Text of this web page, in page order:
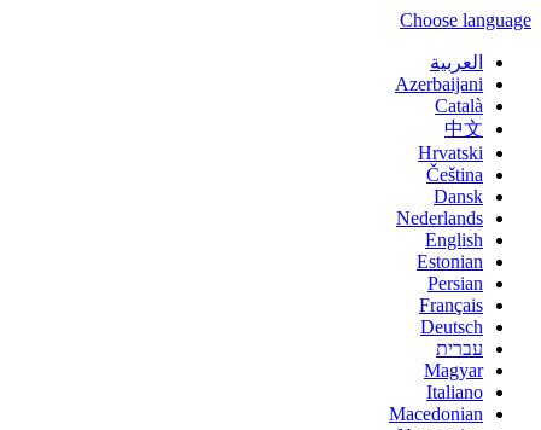
Choose language
العربية
Azerbaijani
Català
中文
Hrvatski
Čeština
Dansk
Nederlands
English
Estonian
Persian
Français
Deutsch
עברית
Magyar
Italiano
Macedonian